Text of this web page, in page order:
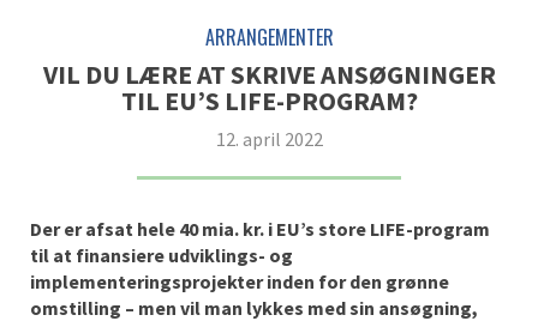
ARRANGEMENTER
VIL DU LÆRE AT SKRIVE ANSØGNINGER
TIL EU’S LIFE-PROGRAM?
12. april 2022
Der er afsat hele 40 mia. kr. i EU’s store LIFE-program
til at finansiere udviklings- og
implementeringsprojekter inden for den grønne
omstilling – men vil man lykkes med sin ansøgning,